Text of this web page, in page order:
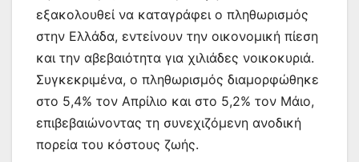
εξακολουθεί να καταγράφει ο πληθωρισμός
στην Ελλάδα, εντείνουν την οικονομική πίεση
και την αβεβαιότητα για χιλιάδες νοικοκυριά.
Συγκεκριμένα, ο πληθωρισμός διαμορφώθηκε
στο 5,4% τον Απρίλιο και στο 5,2% τον Μάιο,
επιβεβαιώνοντας τη συνεχιζόμενη ανοδική
πορεία του κόστους ζωής.